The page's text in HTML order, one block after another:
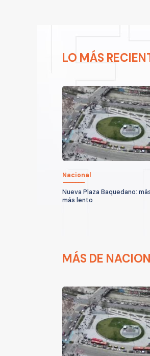
LO MÁS
Nacional
Nueva Plaza Baquedano:
más lento
MÁS DE